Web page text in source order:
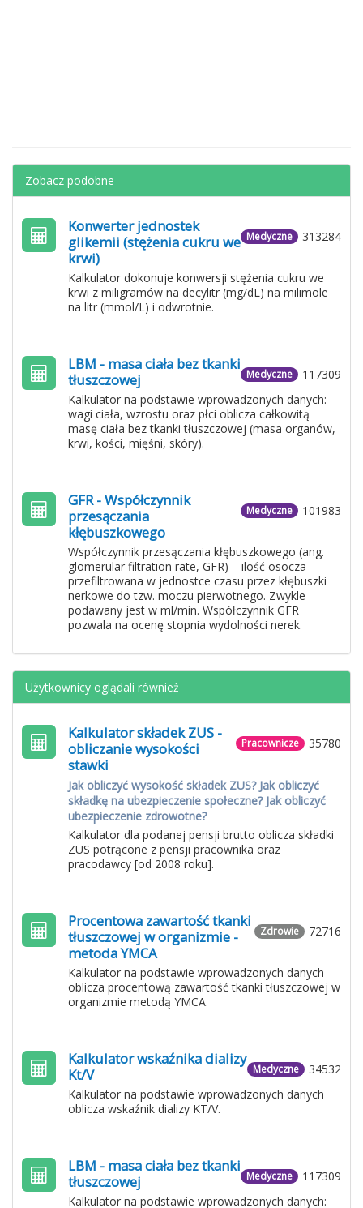
Zobacz podobne
313284
Medyczne
Konwerter jednostek
glikemii (stężenia cukru we
krwi)
Kalkulator dokonuje konwersji stężenia cukru we
krwi z miligramów na decylitr (mg/dL) na milimole
na litr (mmol/L) i odwrotnie.
117309
Medyczne
LBM - masa ciała bez tkanki
tłuszczowej
Kalkulator na podstawie wprowadzonych danych:
wagi ciała, wzrostu oraz płci oblicza całkowitą
masę ciała bez tkanki tłuszczowej (masa organów,
krwi, kości, mięśni, skóry).
101983
Medyczne
GFR - Współczynnik
przesączania
kłębuszkowego
Współczynnik przesączania kłębuszkowego (ang.
glomerular filtration rate, GFR) – ilość osocza
przefiltrowana w jednostce czasu przez kłębuszki
nerkowe do tzw. moczu pierwotnego. Zwykle
podawany jest w ml/min. Współczynnik GFR
pozwala na ocenę stopnia wydolności nerek.
Użytkownicy oglądali również
35780
Pracownicze
Kalkulator składek ZUS -
obliczanie wysokości
stawki
Jak obliczyć wysokość składek ZUS? Jak obliczyć
składkę na ubezpieczenie społeczne? Jak obliczyć
ubezpieczenie zdrowotne?
Kalkulator dla podanej pensji brutto oblicza składki
ZUS potrącone z pensji pracownika oraz
pracodawcy [od 2008 roku].
72716
Zdrowie
Procentowa zawartość tkanki
tłuszczowej w organizmie -
metoda YMCA
Kalkulator na podstawie wprowadzonych danych
oblicza procentową zawartość tkanki tłuszczowej w
organizmie metodą YMCA.
34532
Medyczne
Kalkulator wskaźnika dializy
Kt/V
Kalkulator na podstawie wprowadzonych danych
oblicza wskaźnik dializy KT/V.
117309
Medyczne
LBM - masa ciała bez tkanki
tłuszczowej
Kalkulator na podstawie wprowadzonych danych: